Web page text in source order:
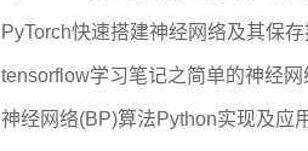
PyTorch快速搭建神经网络及其保
tensorflow学习笔记之简单的神经
神经网络(BP)算法Python实现及应